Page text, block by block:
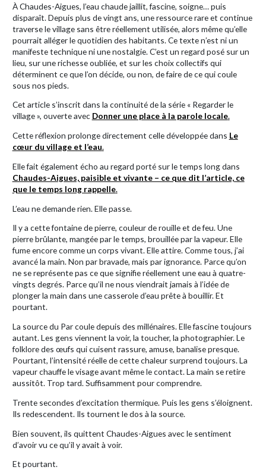
À Chaudes-Aigues, l’eau chaude jaillit, fascine, soigne… puis
disparaît. Depuis plus de vingt ans, une ressource rare et continue
traverse le village sans être réellement utilisée, alors même qu’elle
pourrait alléger le quotidien des habitants. Ce texte n’est ni un
manifeste technique ni une nostalgie. C’est un regard posé sur un
lieu, sur une richesse oubliée, et sur les choix collectifs qui
déterminent ce que l’on décide, ou non, de faire de ce qui coule
sous nos pieds.
Cet article s’inscrit dans la continuité de la série « Regarder le
village », ouverte avec Donner une place à la parole locale.
Cette réflexion prolonge directement celle développée dans Le
cœur du village et l’eau.
Elle fait également écho au regard porté sur le temps long dans
Chaudes-Aigues, paisible et vivante – ce que dit l’article, ce
que le temps long rappelle.
L’eau ne demande rien. Elle passe.
Il y a cette fontaine de pierre, couleur de rouille et de feu. Une
pierre brûlante, mangée par le temps, brouillée par la vapeur. Elle
fume encore comme un corps vivant. Elle attire. Comme tous, j’ai
avancé la main. Non par bravade, mais par ignorance. Parce qu’on
ne se représente pas ce que signifie réellement une eau à quatre-
vingts degrés. Parce qu’il ne nous viendrait jamais à l’idée de
plonger la main dans une casserole d’eau prête à bouillir. Et
pourtant.
La source du Par coule depuis des millénaires. Elle fascine toujours
autant. Les gens viennent la voir, la toucher, la photographier. Le
folklore des œufs qui cuisent rassure, amuse, banalise presque.
Pourtant, l’intensité réelle de cette chaleur surprend toujours. La
vapeur chauffe le visage avant même le contact. La main se retire
aussitôt. Trop tard. Suffisamment pour comprendre.
Trente secondes d’excitation thermique. Puis les gens s’éloignent.
Ils redescendent. Ils tournent le dos à la source.
Bien souvent, ils quittent Chaudes-Aigues avec le sentiment
d’avoir vu ce qu’il y avait à voir.
Et pourtant.